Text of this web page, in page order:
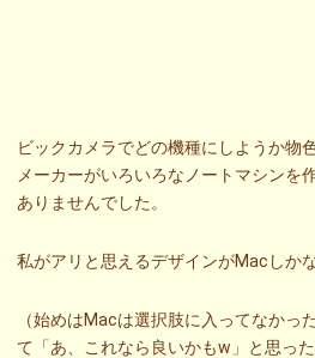
ビックカメラでどの機種にしようか物
メーカーがいろいろなノートマシンを
ありませんでした。
私がアリと思えるデザインがMacしか
（始めはMacは選択肢に入ってなかっ
て「あ、これなら良いかもw」と思っ